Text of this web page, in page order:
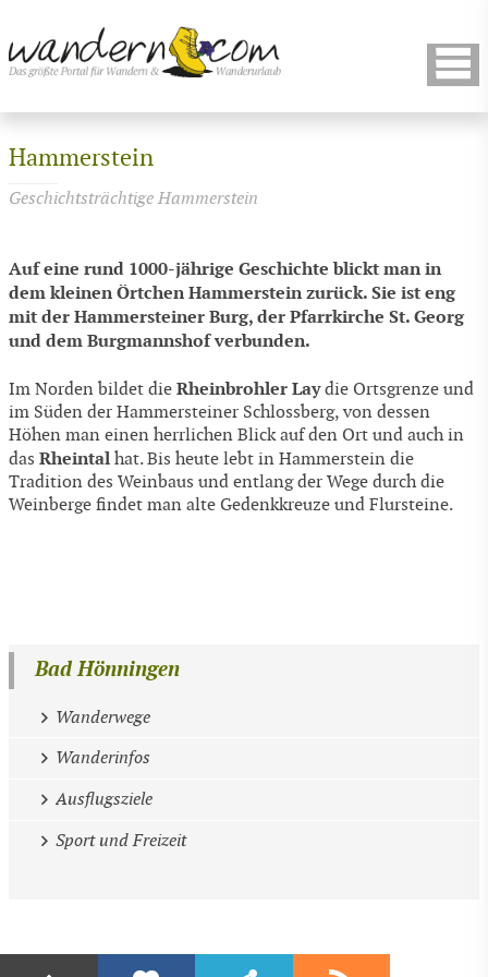
Hammerstein
Geschichtsträchtige Hammerstein
Auf eine rund 1000-jährige Geschichte blickt man in
dem kleinen Örtchen Hammerstein zurück. Sie ist eng
mit der Hammersteiner Burg, der Pfarrkirche St. Georg
und dem Burgmannshof verbunden.
Im Norden bildet die Rheinbrohler Laydie Ortsgrenze und
im Süden der Hammersteiner Schlossberg, von dessen
Höhen man einen herrlichen Blick auf den Ort und auch in
das Rheintal hat. Bis heute lebt in Hammerstein die
Tradition des Weinbaus und entlang der Wege durch die
Weinberge findet man alte Gedenkkreuze und Flursteine.
Bad Hönningen
Wanderwege
Wanderinfos
Ausflugsziele
Sport und Freizeit